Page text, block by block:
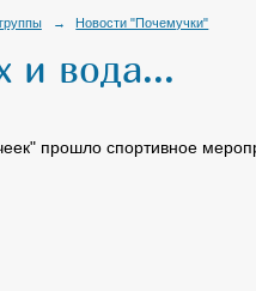
→ Новости "Почемучки"
и вода...
прошло спортивное